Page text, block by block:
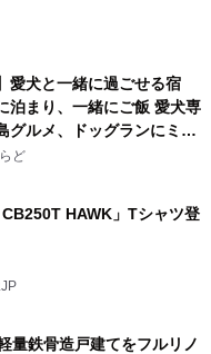
愛犬と一緒に過ごせる宿
泊まり、一緒にご飯 愛犬専
グルメ、ドッグランにミニ
ンピングとトレーラーハウ
ど
CB250T HAWK」Tシャツ登
量鉄骨造戸建てをフルリノ